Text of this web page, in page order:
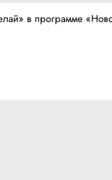
в программе